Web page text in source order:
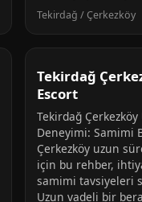
Tekirdağ / Çerkezköy
Tekirdağ
Escort
Tekirdağ
Deneyimi: Samimi
Çerkezköy uzun
için bu rehber,
samimi tavsiyeleri
Uzun vadeli bir